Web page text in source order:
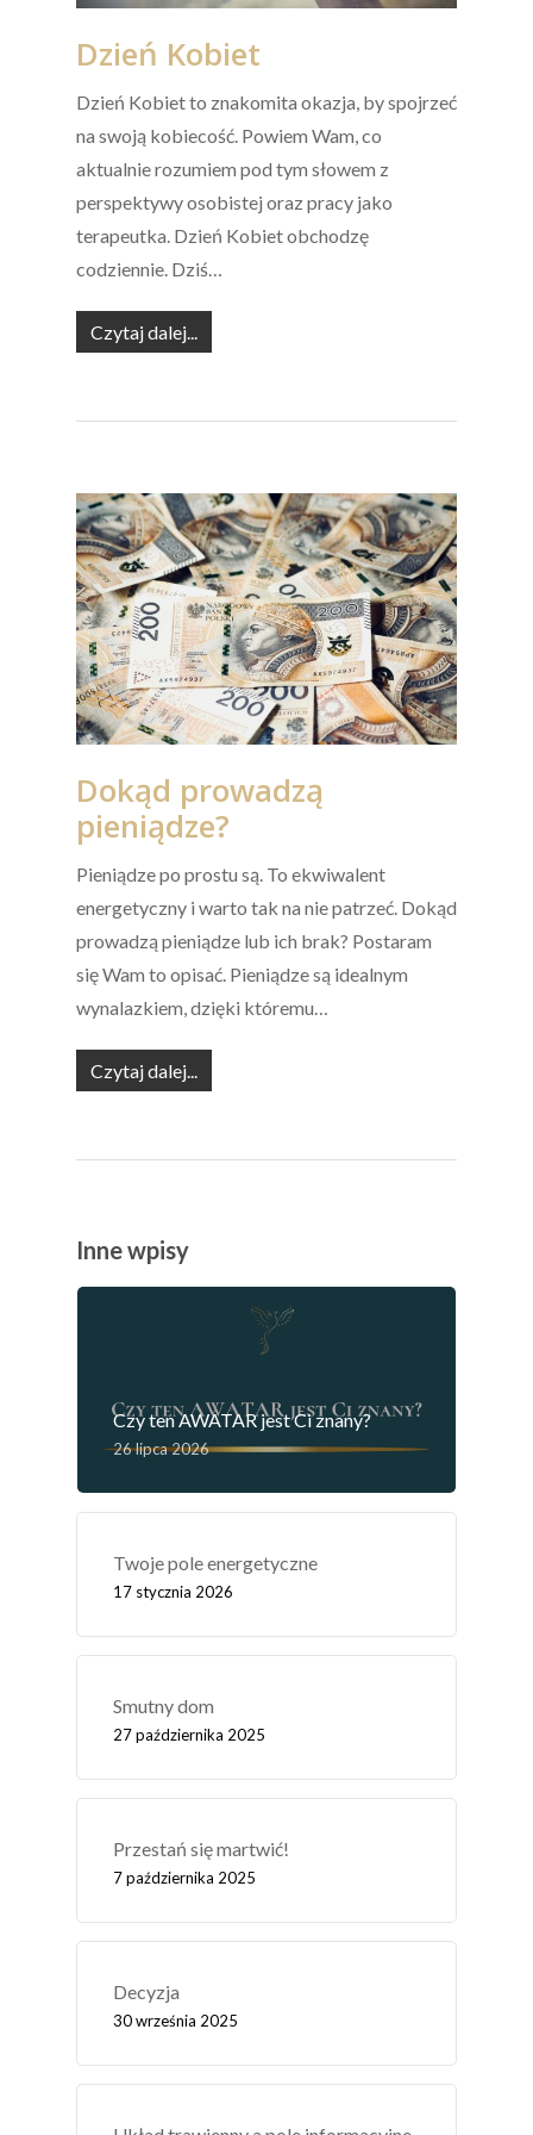
Dzień Kobiet
Dzień Kobiet to znakomita okazja, by spojrzeć
na swoją kobiecość. Powiem Wam, co
aktualnie rozumiem pod tym słowem z
perspektywy osobistej oraz pracy jako
terapeutka. Dzień Kobiet obchodzę
codziennie. Dziś…
Czytaj dalej...
Dokąd prowadzą
pieniądze?
Pieniądze po prostu są. To ekwiwalent
energetyczny i warto tak na nie patrzeć. Dokąd
prowadzą pieniądze lub ich brak? Postaram
się Wam to opisać. Pieniądze są idealnym
wynalazkiem, dzięki któremu…
Czytaj dalej...
Inne wpisy
Czy ten AWATAR jest Ci znany?
26 lipca 2026
Twoje pole energetyczne
17 stycznia 2026
Smutny dom
27 października 2025
Przestań się martwić!
7 października 2025
Decyzja
30 września 2025